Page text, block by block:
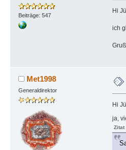
Beiträge: 547
Hi
ich
Met1998
Generaldirektor
Hi
ja,
Zitat